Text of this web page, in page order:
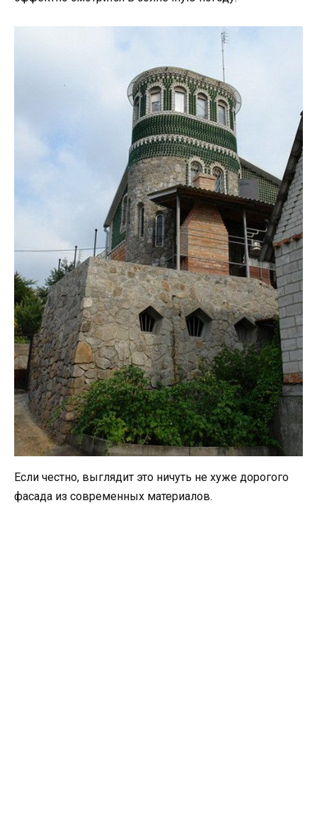
Если честно, выглядит это ничуть не хуже дорогого
фасада из современных материалов.